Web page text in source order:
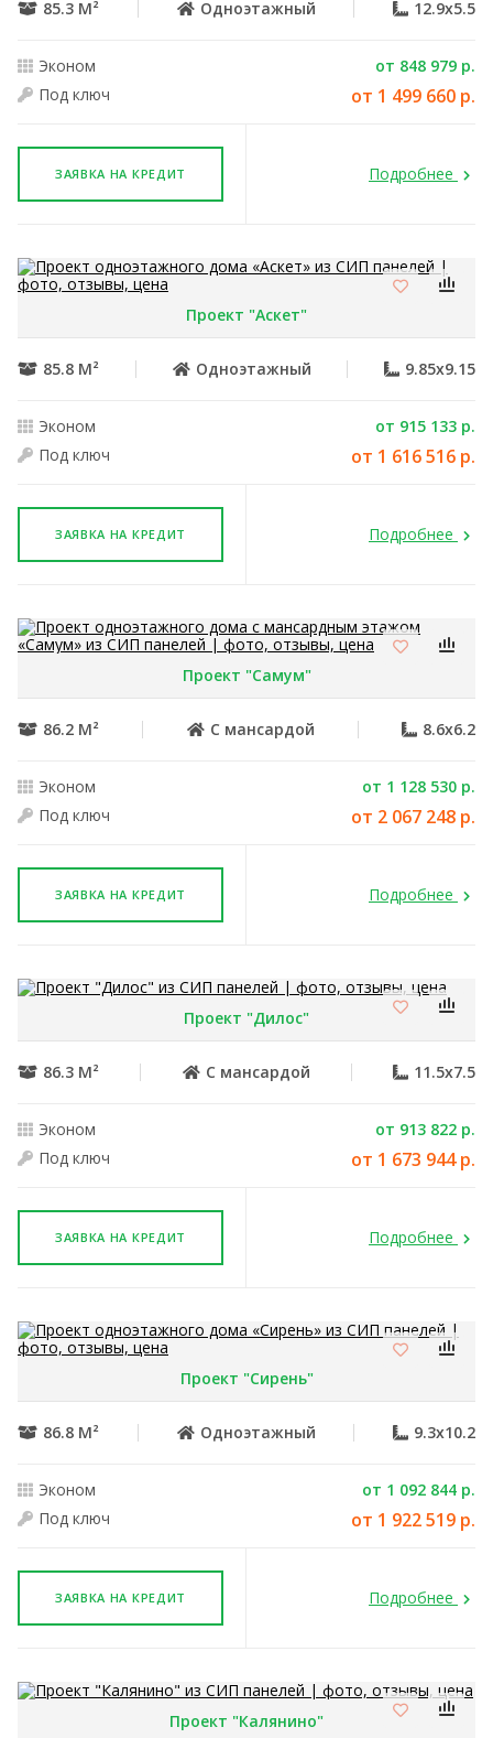
85.3 М² Одноэтажный 12.9x5.5
Эконом
от 848 979 р.
Под ключ
от 1 499 660 р.
ЗАЯВКА НА КРЕДИТ Подробнее
Проект "Аскет"
85.8 М² Одноэтажный 9.85x9.15
Эконом
от 915 133 р.
Под ключ
от 1 616 516 р.
ЗАЯВКА НА КРЕДИТ Подробнее
Проект "Самум"
86.2 М² С мансардой 8.6x6.2
Эконом
от 1 128 530 р.
Под ключ
от 2 067 248 р.
ЗАЯВКА НА КРЕДИТ Подробнее
Проект "Дилос"
86.3 М² С мансардой 11.5x7.5
Эконом
от 913 822 р.
Под ключ
от 1 673 944 р.
ЗАЯВКА НА КРЕДИТ Подробнее
Проект "Сирень"
86.8 М² Одноэтажный 9.3x10.2
Эконом
от 1 092 844 р.
Под ключ
от 1 922 519 р.
ЗАЯВКА НА КРЕДИТ Подробнее
Проект "Калянино"